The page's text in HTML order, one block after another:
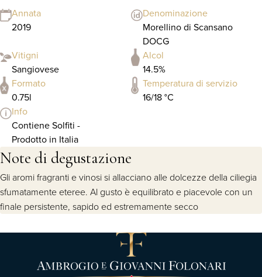
Annata
2019
Denominazione
Morellino di Scansano
DOCG
Vitigni
Sangiovese
Alcol
14.5%
Formato
0.75l
Temperatura di servizio
16/18 °C
Info
Contiene Solfiti -
Prodotto in Italia
Note di degustazione
Gli aromi fragranti e vinosi si allacciano alle dolcezze della ciliegia
sfumatamente eteree. Al gusto è equilibrato e piacevole con un
finale persistente, sapido ed estremamente secco